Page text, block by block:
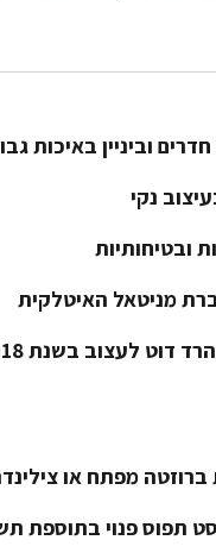
וביניין באיכות
נקי
ובטיחותיות
מניטאל האיטלקית
דוט לעצוב בשנת 2018
מפתח או
תפוס פנוי בתוספת